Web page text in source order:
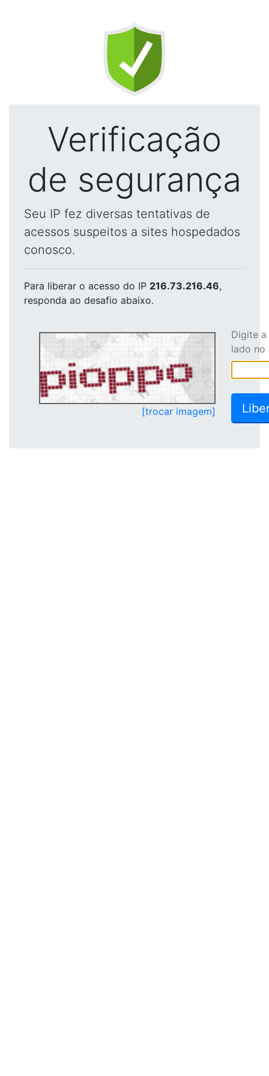
Verificação
de segurança
Seu IP fez diversas tentativas de
acessos suspeitos a sites hospedados
conosco.
Para liberar o acesso do IP 216.73.216.46,
responda ao desafio abaixo.
[trocar imagem]
Digite
lado no